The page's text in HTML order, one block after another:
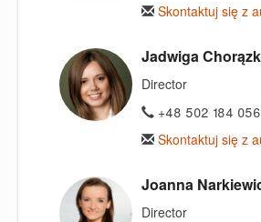
Skontaktuj się z
Jadwiga
Director
+48 502 184 056
Skontaktuj się z
Joanna
Director